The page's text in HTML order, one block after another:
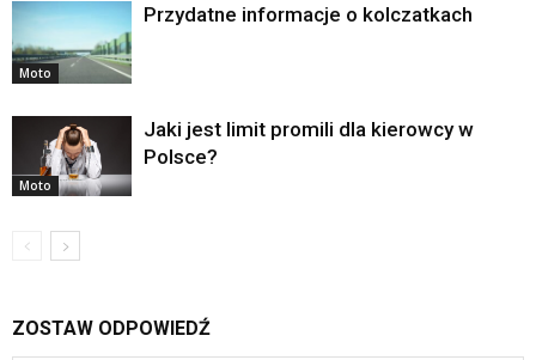
Moto
Przydatne informacje o kolczatkach
Moto
Jaki jest limit promili dla kierowcy w
Polsce?
ZOSTAW ODPOWIEDŹ